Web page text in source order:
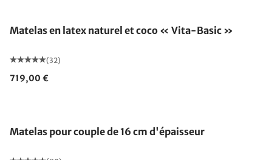
Matelas en latex naturel et coco « Vita-Basic »
(32)
719,00 €
Matelas pour couple de 16 cm d'épaisseur